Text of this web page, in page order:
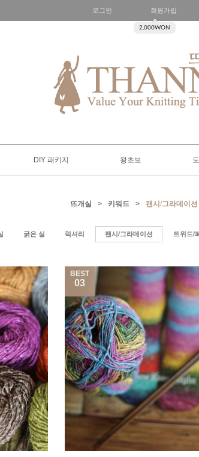
로그인 회원가입
2,000WON
DIY 패키지 왕초보
뜨개실 > 키워드 > 팬시/그라데이션
굵은 실 럭셔리 팬시/그라데이션 트위드/
BEST
03